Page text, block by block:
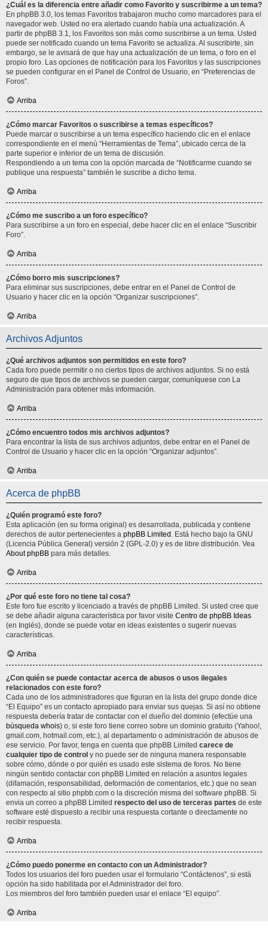
¿Cuál es la diferencia entre añadir como Favorito y suscribirme a un tema?
En phpBB 3.0, los temas Favoritos trabajaron mucho como marcadores para el
navegador web. Usted no era alertado cuando había una actualización. A
partir de phpBB 3.1, los Favoritos son más como suscribirse a un tema. Usted
puede ser notificado cuando un tema Favorito se actualiza. Al suscribirte, sin
embargo, se le avisará de que hay una actualización de un tema, o foro en el
propio foro. Las opciones de notificación para los Favoritos y las suscripciones
se pueden configurar en el Panel de Control de Usuario, en “Preferencias de
Foros”.
Arriba
¿Cómo marcar Favoritos o suscribirse a temas específicos?
Puede marcar o suscribirse a un tema específico haciendo clic en el enlace
correspondiente en el menú “Herramientas de Tema”, ubicado cerca de la
parte superior e inferior de un tema de discusión.
Respondiendo a un tema con la opción marcada de “Notificarme cuando se
publique una respuesta” también le suscribe a dicho tema.
Arriba
¿Cómo me suscribo a un foro específico?
Para suscribirse a un foro en especial, debe hacer clic en el enlace “Suscribir
Foro”.
Arriba
¿Cómo borro mis suscripciones?
Para eliminar sus suscripciones, debe entrar en el Panel de Control de
Usuario y hacer clic en la opción “Organizar suscripciones”.
Arriba
Archivos Adjuntos
¿Qué archivos adjuntos son permitidos en este foro?
Cada foro puede permitir o no ciertos tipos de archivos adjuntos. Si no está
seguro de que tipos de archivos se pueden cargar, comuníquese con La
Administración para obtener más información.
Arriba
¿Cómo encuentro todos mis archivos adjuntos?
Para encontrar la lista de sus archivos adjuntos, debe entrar en el Panel de
Control de Usuario y hacer clic en la opción “Organizar adjuntos”.
Arriba
Acerca de phpBB
¿Quién programó este foro?
Esta aplicación (en su forma original) es desarrollada, publicada y contiene
derechos de autor pertenecientes a phpBB Limited . Está hecho bajo la GNU
(Licencia Pública General) versión 2 (GPL-2.0) y es de libre distribución. Vea
About phpBB para más detalles.
Arriba
¿Por qué este foro no tiene tal cosa?
Este foro fue escrito y licenciado a través de phpBB Limited. Si usted cree que
se debe añadir alguna característica por favor visite Centro de phpBB Ideas
(en Inglés), donde se puede votar en ideas existentes o sugerir nuevas
características.
Arriba
¿Con quién se puede contactar acerca de abusos o usos ilegales
relacionados con este foro?
Cada uno de los administradores que figuran en la lista del grupo donde dice
“El Equipo” es un contacto apropiado para enviar sus quejas. Si así no obtiene
respuesta debería tratar de contactar con el dueño del dominio (efectúe una
búsqueda whois) o, si este foro tiene correo sobre un dominio gratuito (Yahoo!,
gmail.com, hotmail.com, etc.), al departamento o administración de abusos de
ese servicio. Por favor, tenga en cuenta que phpBB Limited carece de
cualquier tipo de control y no puede ser de ninguna manera responsable
sobre cómo, dónde o por quién es usado este sistema de foros. No tiene
ningún sentido contactar con phpBB Limited en relación a asuntos legales
(difamación, responsabilidad, deformación de comentarios, etc.) que no sean
con respecto al sitio phpbb.com o la discreción misma del software phpBB. Si
envia un correo a phpBB Limited respecto del uso de terceras partes de este
software esté dispuesto a recibir una respuesta cortante o directamente no
recibir respuesta.
Arriba
¿Cómo puedo ponerme en contacto con un Administrador?
Todos los usuarios del foro pueden usar el formulario “Contáctenos”, si está
opción ha sido habilitada por el Administrador del foro.
Los miembros del foro también pueden usar el enlace “El equipo”.
Arriba